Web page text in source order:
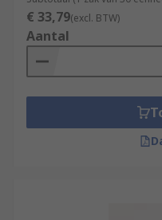
Browse our range of
heavy-duty connectors
application
€ 33,79(excl. BTW)
Aantal